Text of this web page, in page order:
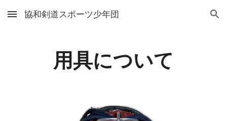
Skip to main content Skip to navigation
協和剣道スポーツ少年団
用具について